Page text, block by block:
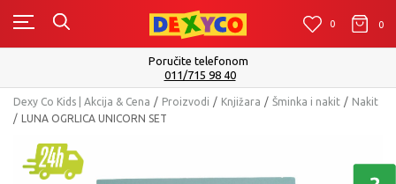
0 0 0
Poručite telefonom
011/715 98 40
Dexy Co Kids | Akcija & Cena Proizvodi Knjižara Šminka i nakit
Nakit
LUNA OGRLICA UNICORN SET